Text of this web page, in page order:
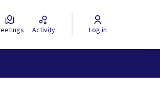
Meetings Activity Log in